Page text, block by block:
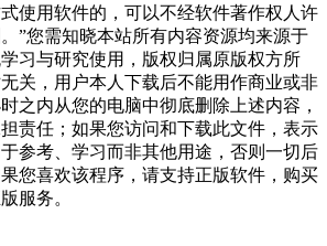
使用软件的，可以不经软件著作权人许
”您需知晓本站所有内容资源均来源于
习与研究使用，版权归属原版权方所
关，用户本人下载后不能用作商业或非
之内从您的电脑中彻底删除上述内容，
责任；如果您访问和下载此文件，表示
参考、学习而非其他用途，否则一切后
您喜欢该程序，请支持正版软件，购买
服务。